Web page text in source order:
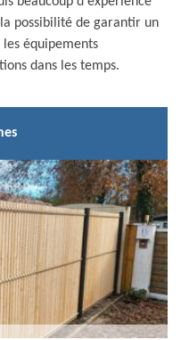
possibilité de garantir un
équipements
dans les temps.